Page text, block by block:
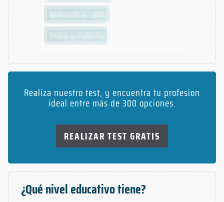
Realiza nuestro test, y encuentra tu profesion
ideal entre más de 300 opciones.
REALIZAR TEST GRATIS
¿Qué nivel educativo tiene?